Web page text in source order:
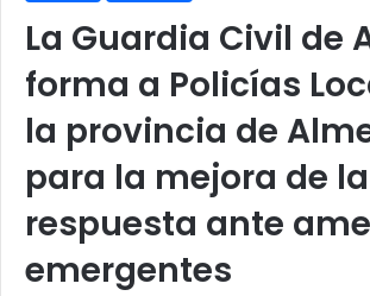
La Guardia Civil de
forma a Policías
la provincia de
para la mejora de la
respuesta ante
emergentes